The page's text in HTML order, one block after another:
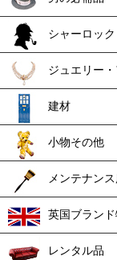
シャーロッ
ジュエリー
建材
小物その他
メンテナン
英国ブラン
レンタル品